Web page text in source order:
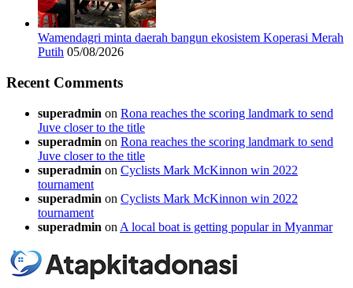
Wamendagri minta daerah bangun ekosistem Koperasi Merah
Putih 05/08/2026
Recent Comments
superadmin on Rona reaches the scoring landmark to send
Juve closer to the title
superadmin on Rona reaches the scoring landmark to send
Juve closer to the title
superadmin on Cyclists Mark McKinnon win 2022
tournament
superadmin on Cyclists Mark McKinnon win 2022
tournament
superadmin on A local boat is getting popular in Myanmar